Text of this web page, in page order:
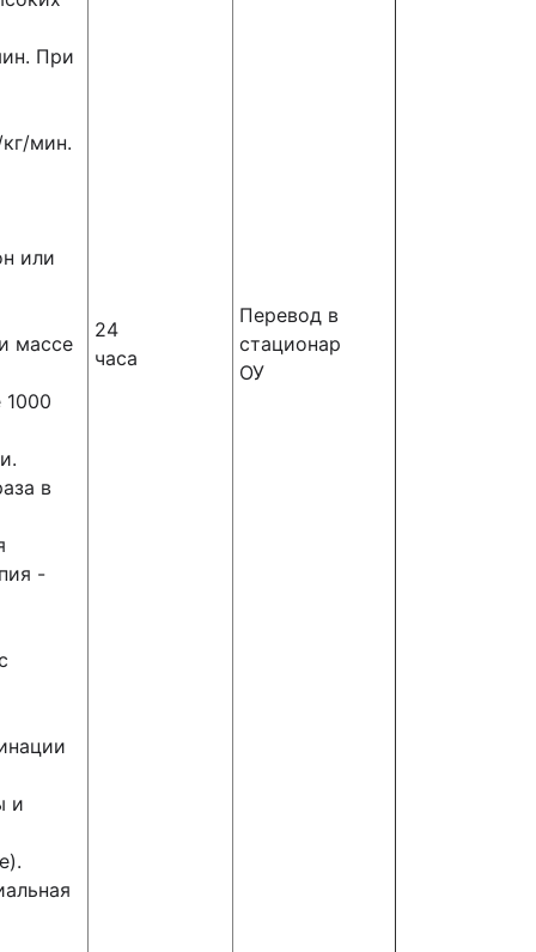
При
мин.
или
массе
1000
в
-
и
24
часа
Перевод в
стационар
ОУ